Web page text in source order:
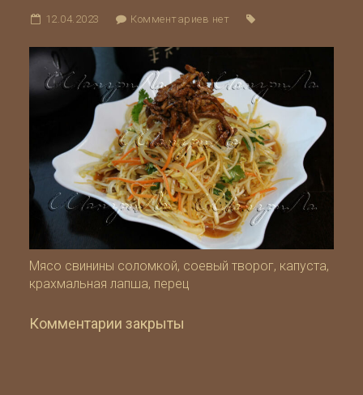
12.04.2023 Комментариев нет
Мясо свинины соломкой, соевый творог, капуста,
крахмальная лапша, перец
Комментарии закрыты